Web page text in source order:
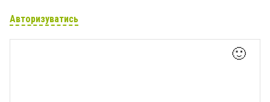
Авторизуватись
🙂